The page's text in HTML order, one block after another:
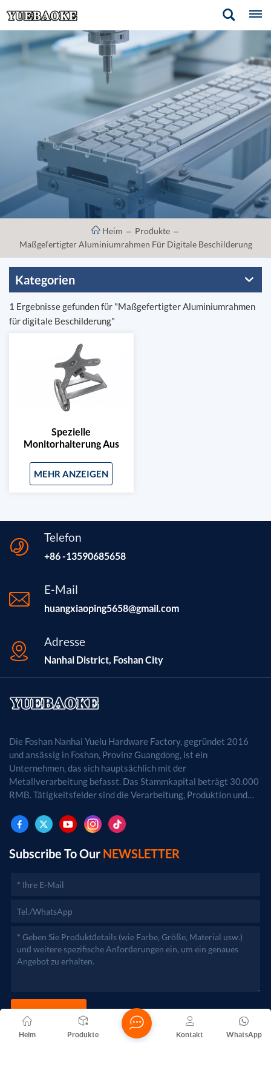
Heim
Produkte
Maßgefertigter Aluminiumrahmen Für Digitale Beschilderung
Kategorien
1 Ergebnisse gefunden für "Maßgefertigter Aluminiumrahmen
für digitale Beschilderung"
Spezielle
Monitorhalterung Aus
MEHR ANZEIGEN
Telefon
+86 -13590685658
E-Mail
huangxiaoping5658@gmail.com
Adresse
Nanhai District, Foshan City
Die Foshan Nanhai Yuelu Hardware Factory, gegründet 2016
und ansässig in Foshan, Provinz Guangdong, ist ein
Unternehmen, das sich hauptsächlich mit der
Metallverarbeitung befasst. Das Stammkapital beträgt 30.000
RMB. Tätigkeitsfelder sind die Verarbeitung, Produktion und
genehmigungspflichtigen Projekten dürfen die
Geschäftstätigkeiten erst nach Genehmigung durch die
zuständigen Behörden aufgenommen werden.)
Subscribe To Our NEWSLETTER
JETZT SENDEN
Heim Produkte WhatsApp
Kontakt